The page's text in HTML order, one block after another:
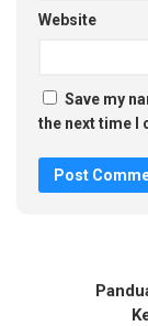
Website
Save my
the next time I